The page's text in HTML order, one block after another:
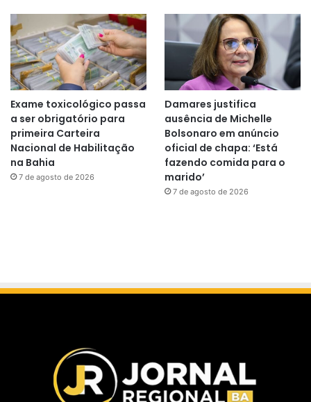
Exame toxicológico passa
a ser obrigatório para
primeira Carteira
Nacional de Habilitação
na Bahia
7 de agosto de 2026
Damares justifica
ausência de Michelle
Bolsonaro em anúncio
oficial de chapa: ‘Está
fazendo comida para o
marido’
7 de agosto de 2026